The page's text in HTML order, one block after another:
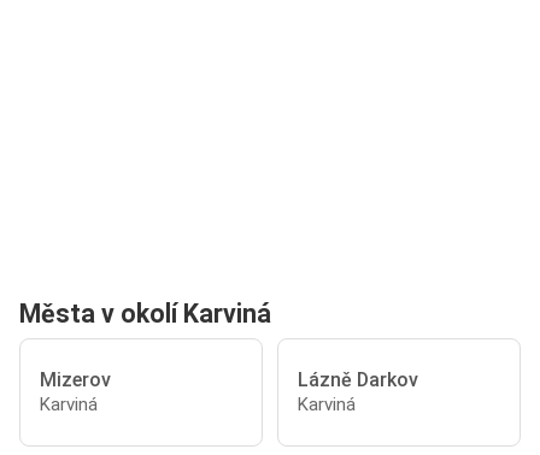
Města v okolí Karviná
Mizerov
Karviná
Lázně Darkov
Karviná